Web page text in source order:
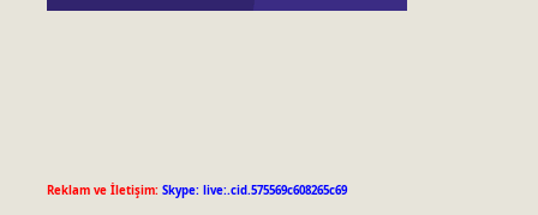
Reklam ve İletişim: Skype: live:.cid.575569c608265c69